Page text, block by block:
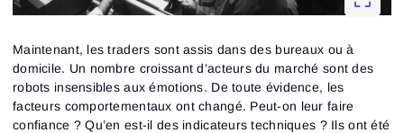
Maintenant, les traders sont assis dans des bureaux ou à
domicile. Un nombre croissant d’acteurs du marché sont des
robots insensibles aux émotions. De toute évidence, les
facteurs comportementaux ont changé. Peut-on leur faire
confiance ? Qu’en est-il des indicateurs techniques ? Ils ont été